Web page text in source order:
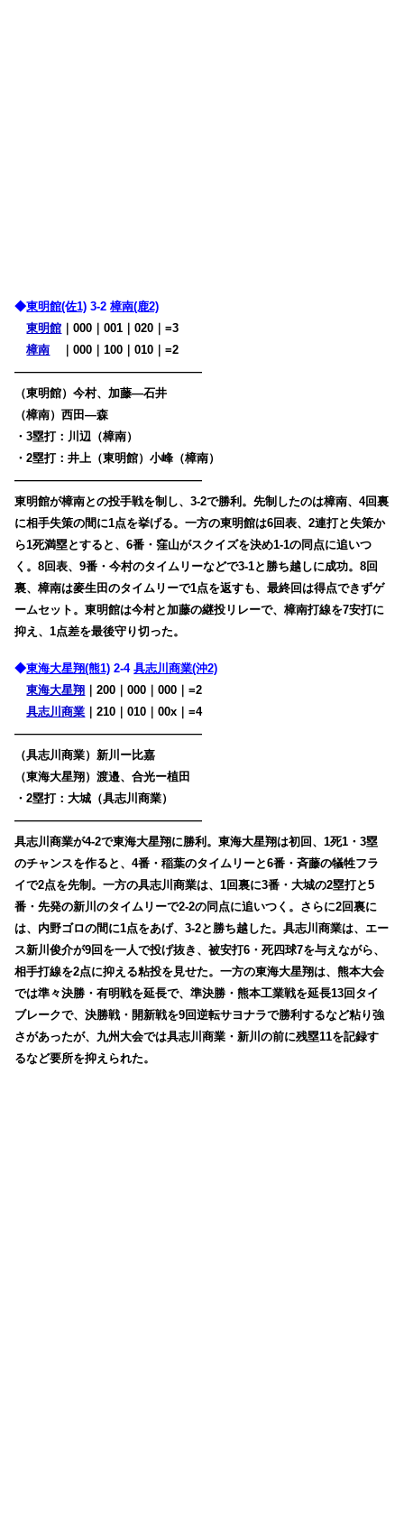
◆東明館(佐1) 3-2樟南(鹿2)
東明館 ｜000｜001｜020｜=3
樟南
｜000｜100｜010｜=2
————————————————
（東明館）今村、加藤―石井
（樟南）西田―森
・3塁打：川辺（樟南）
・2塁打：井上（東明館）小峰（樟南）
————————————————
東明館が樟南との投手戦を制し、3-2で勝利。先制したのは樟南、4回裏
に相手失策の間に1点を挙げる。一方の東明館は6回表、2連打と失策か
ら1死満塁とすると、6番・窪山がスクイズを決め1-1の同点に追いつ
く。8回表、9番・今村のタイムリーなどで3-1と勝ち越しに成功。8回
裏、樟南は麥生田のタイムリーで1点を返すも、最終回は得点できずゲ
ームセット。東明館は今村と加藤の継投リレーで、樟南打線を7安打に
抑え、1点差を最後守り切った。
◆東海大星翔(熊1) 2-4具志川商業(沖2)
東海大星翔 ｜200｜000｜000｜=2
具志川商業 ｜210｜010｜00x｜=4
————————————————
（具志川商業）新川ー比嘉
（東海大星翔）渡邉、合光ー植田
・2塁打：大城（具志川商業）
————————————————
具志川商業が4-2で東海大星翔に勝利。東海大星翔は初回、1死1・3塁
のチャンスを作ると、4番・稲葉のタイムリーと6番・斉藤の犠牲フラ
イで2点を先制。一方の具志川商業は、1回裏に3番・大城の2塁打と5
番・先発の新川のタイムリーで2-2の同点に追いつく。さらに2回裏に
は、内野ゴロの間に1点をあげ、3-2と勝ち越した。具志川商業は、エー
ス新川俊介が9回を一人で投げ抜き、被安打6・死四球7を与えながら、
相手打線を2点に抑える粘投を見せた。一方の東海大星翔は、熊本大会
では準々決勝・有明戦を延長で、準決勝・熊本工業戦を延長13回タイ
ブレークで、決勝戦・開新戦を9回逆転サヨナラで勝利するなど粘り強
さがあったが、九州大会では具志川商業・新川の前に残塁11を記録す
るなど要所を抑えられた。